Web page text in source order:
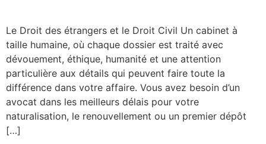
Le Droit des étrangers et le Droit Civil Un cabinet à
taille humaine, où chaque dossier est traité avec
dévouement, éthique, humanité et une attention
particulière aux détails qui peuvent faire toute la
différence dans votre affaire. ​Vous avez besoin d’un
avocat dans les meilleurs délais pour votre
naturalisation, le renouvellement ou un premier dépôt
[…]